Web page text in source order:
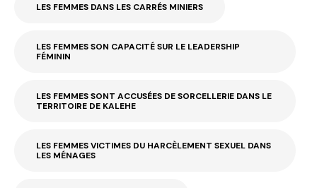
LES FEMMES DANS LES CARRÉS MINIERS
LES FEMMES SON CAPACITÉ SUR LE LEADERSHIP
FÉMININ
LES FEMMES SONT ACCUSÉES DE SORCELLERIE DANS LE
TERRITOIRE DE KALEHE
LES FEMMES VICTIMES DU HARCÈLEMENT SEXUEL DANS
LES MÉNAGES